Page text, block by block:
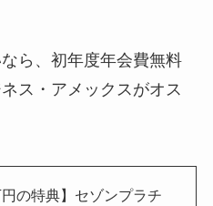
ら、初年度年会費無料
ス・アメックスがオス
円の特典】セゾンプラチ